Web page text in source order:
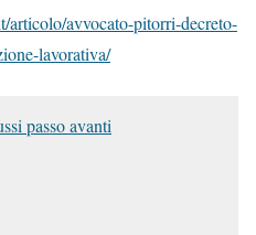
avvocato-pitorri-decreto-
lavorativa/
passo avanti